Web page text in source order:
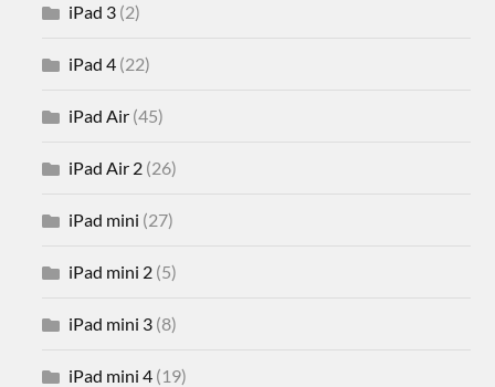
iPad 3 (2)
iPad 4 (22)
iPad Air (45)
iPad Air 2 (26)
iPad mini (27)
iPad mini 2 (5)
iPad mini 3 (8)
iPad mini 4 (19)